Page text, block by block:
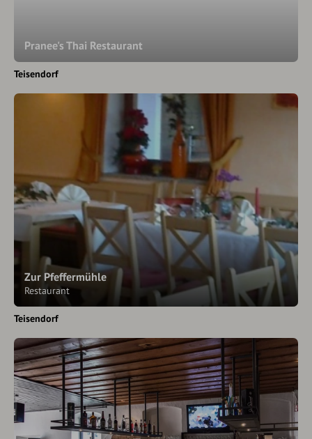
Pranee's Thai Restaurant
Teisendorf
Zur Pfeffermühle
Restaurant
Teisendorf